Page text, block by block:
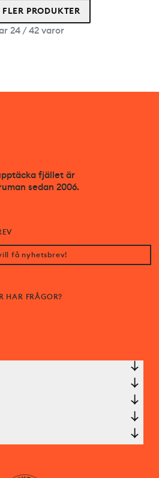
PRODUKTER
24 / 42 varor
fjället är
sedan 2006.
HAR FRÅGOR?
få nyhetsbrev!